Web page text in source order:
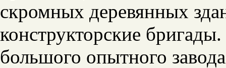
скромных деревянных
конструкторские
большого опытного